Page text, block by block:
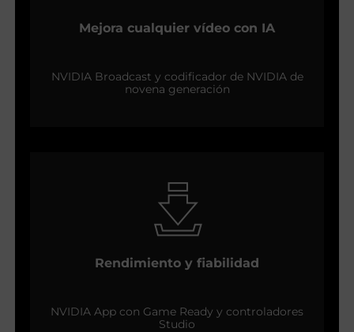
Mejora cualquier vídeo con IA
NVIDIA Broadcast y codificador de NVIDIA de
novena generación
Rendimiento y fiabilidad
NVIDIA App con Game Ready y controladores
Studio